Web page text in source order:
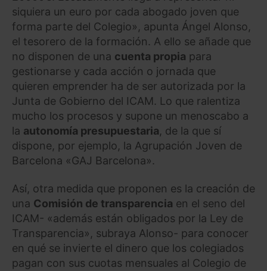
siquiera un euro por cada abogado joven que
forma parte del Colegio», apunta Ángel Alonso,
el tesorero de la formación. A ello se añade que
no disponen de una cuenta propia para
gestionarse y cada acción o jornada que
quieren emprender ha de ser autorizada por la
Junta de Gobierno del ICAM. Lo que ralentiza
mucho los procesos y supone un menoscabo a
la autonomía presupuestaria, de la que sí
dispone, por ejemplo, la Agrupación Joven de
Barcelona «GAJ Barcelona».
Así, otra medida que proponen es la creación de
una Comisión de transparencia en el seno del
ICAM- «además están obligados por la Ley de
Transparencia», subraya Alonso- para conocer
en qué se invierte el dinero que los colegiados
pagan con sus cuotas mensuales al Colegio de